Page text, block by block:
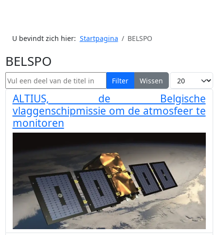
U bevindt zich hier: Startpagina BELSPO
BELSPO
Vul een deel van de titel in Filter Wissen Toon #
ALTIUS, de Belgische
vlaggenschipmissie om de atmosfeer te
monitoren